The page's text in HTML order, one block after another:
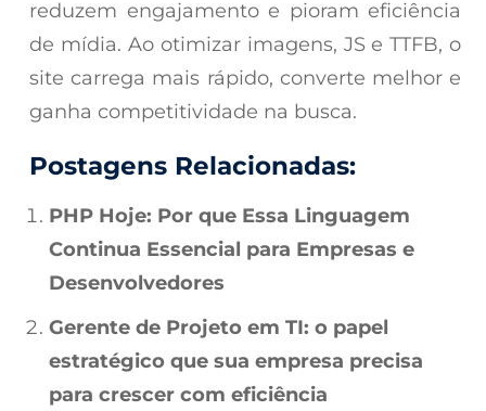
reduzem engajamento e pioram eficiência
de mídia. Ao otimizar imagens, JS e TTFB, o
site carrega mais rápido, converte melhor e
ganha competitividade na busca.
Postagens Relacionadas:
PHP Hoje: Por que Essa Linguagem
Continua Essencial para Empresas e
Desenvolvedores
Gerente de Projeto em TI: o papel
estratégico que sua empresa precisa
para crescer com eficiência